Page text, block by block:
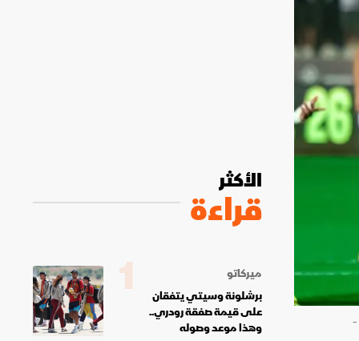
احتفال عدي الدباغ بهدف الزمالك المصري ضد اتحاد العاصمة الجزائري في نهائي كأس الكونفدرالية الإفريقية - 16 مايو 2026 -
الأكثر
قراءة
ميركاتو
برشلونة وسيتي يتفقان
على قيمة صفقة رودري..
وهذا موعد وصوله
1